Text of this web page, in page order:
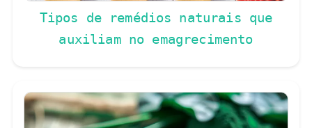
Tipos de remédios naturais que
auxiliam no emagrecimento